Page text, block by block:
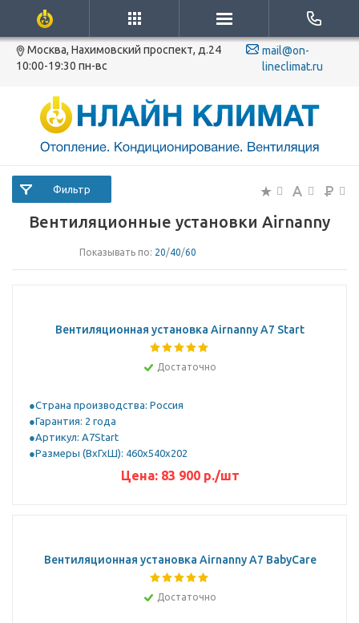
Москва, Нахимовский проспект, д.24
10:00-19:30 пн-вс
mail@on-
lineclimat.ru
Вентиляционные установки Airnanny
Фильтр
Показывать по: 20/40/60
Вентиляционная установка Airnanny A7 Start
Достаточно
Страна производства: Россия
Гарантия: 2 года
Артикул: A7Start
Размеры (ВхГхШ): 460x540x202
Цена: 83 900р./шт
Вентиляционная установка Airnanny A7 BabyCare
Достаточно